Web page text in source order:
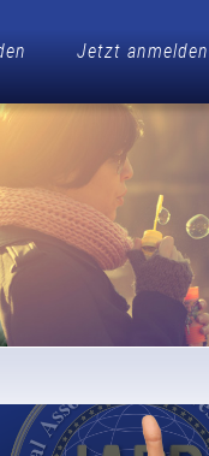
Jetzt anmelden